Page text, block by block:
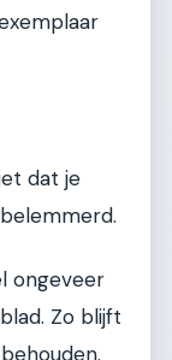
dat je
ongeveer
Zo blijft